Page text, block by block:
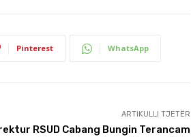
Pinterest WhatsApp
ARTIKULLI TJETËR
RSUD Cabang Bungin Terancam